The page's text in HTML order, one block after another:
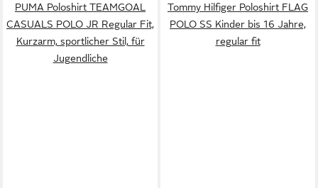
PUMA Poloshirt TEAMGOAL
CASUALS POLO JR Regular Fit,
Kurzarm, sportlicher Stil, für
Jugendliche
Tommy Hilfiger Poloshirt FLAG
POLO SS Kinder bis 16 Jahre,
regular fit